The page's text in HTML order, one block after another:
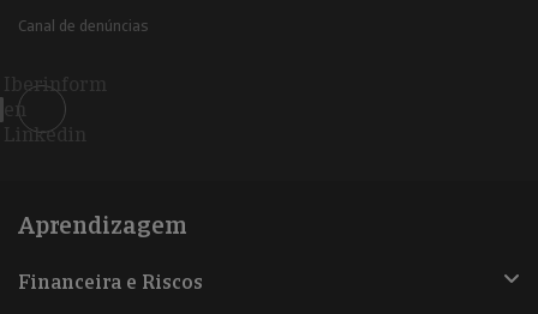
Canal de denúncias
Iberinform
en
Linkedin
Aprendizagem
Financeira e Riscos